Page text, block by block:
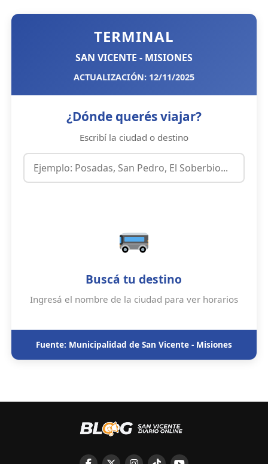
TERMINAL
SAN VICENTE - MISIONES
ACTUALIZACIÓN: 12/11/2025
¿Dónde querés viajar?
Escribí la ciudad o destino
Buscá tu destino
Ingresá el nombre de la ciudad para ver horarios
Fuente: Municipalidad de San Vicente - Misiones